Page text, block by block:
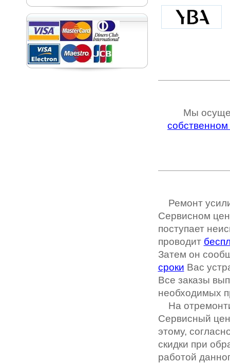
Мы
Ремонт
Сервисном
поступает
проводит
Затем он
сроки Вас
Все заказы
необходимых
На
Сервисный
этому,
скидки при
работой